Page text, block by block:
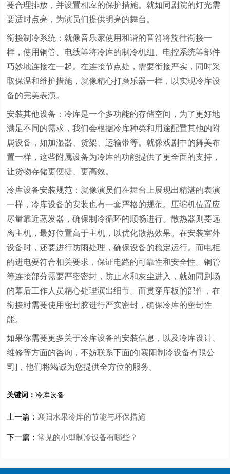
要合理排放，并设置相应的保护措施。就如同剧院的灯光需
要适时点亮，为演员们提供明亮的舞台。
衔接制冷系统：就像音乐家使用和谐的音符将旋律衔接一
样，使用铜管、电线等将冷库的制冷机组、电控系统等部件
巧妙地连接在一起。在连接节点处，需要衔接严实，同时采
取保温和维护措施，就像精心打磨乐器一样，以实现冷库设
备的完美表演。
安装其他设备：冷库是一个多功能的存储空间，为了更好地
满足不同的需求，我们会根据冷库种类和用途配置其他的附
属设备，如加湿器、货架、运输带等。就像戏剧中的舞美布
置一样，这些附属设备为冷库的功能提供了更全面的支持，
让货物存储更便捷、更高效。
冷库设备安装规范：就像演员们在舞台上展现出精湛的表演
一样，冷库设备的安装也有一套严格的规范。压缩机位置应
尽量靠近蒸发器，确保制冷循环的顺畅进行。散热器则要远
离主机，最好位置高于主机，以优化散热效果。在安装室外
设备时，还要进行防雨处理，确保设备的稳定运行。而电柜
的进电要符合相关要求，保证电路的可靠性和安全性。铜管
等连接部分需要严密密封，防止水和灰尘进入，就如同剧场
的幕后工作人员精心处理演出细节。而贯穿库板的部件，在
衔接时需要使用密封胶进行严实密封，确保冷库的密封性
能。
如果你需要更多关于冷库设备的安装信息，以及冷库设计、
维修等方面的咨询，不妨联系下面的[襄阳制冷设备有限公
司]，他们将竭诚为您提供全方位的服务。
关键词： 冷库设备
上一篇： 襄阳水果冷库的节能与环保措施
下一篇： 常见的小型制冷设备有哪些？